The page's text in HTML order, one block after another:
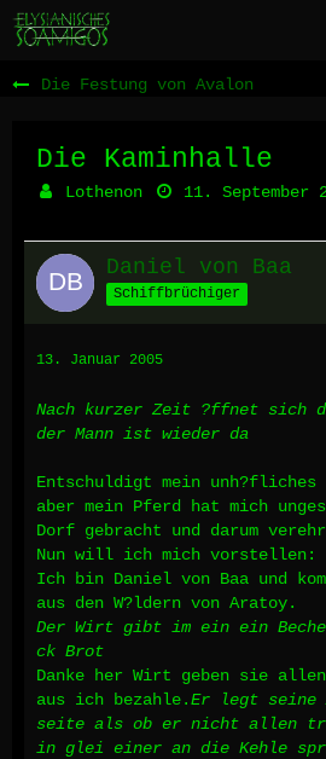
Die Festung von Avalon
Die Kaminhalle
Lothenon 11. September
Daniel von Baa
Schiffbrüchiger
13. Januar 2005
Nach kurzer Zeit ?ffnet sich
der Mann ist wieder da
Entschuldigt mein unh?fliches
aber mein Pferd hat mich
Dorf gebracht und darum
Nun will ich mich vorstellen:
Ich bin Daniel von Baa und
aus den W?ldern von Aratoy.
Der Wirt gibt im ein ein
ck Brot
Danke her Wirt geben sie allen
aus ich bezahle.Er legt seine
seite als ob er nicht allen
in glei einer an die Kehle